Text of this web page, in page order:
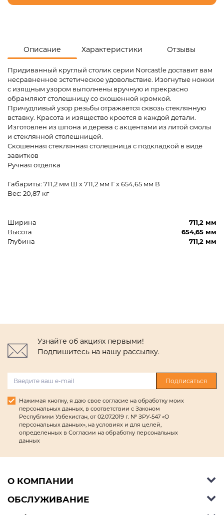
Описание Характеристики Отзывы
Придиванный круглый столик серии Norcastle доставит вам
несравненное эстетическое удовольствие. Изогнутые ножки
с изящным узором выполнены вручную и прекрасно
обрамляют столешницу со скошенной кромкой.
Причудливый узор резьбы отражается сквозь стеклянную
вставку. Красота и изящество кроется в каждой детали.
Изготовлен из шпона и дерева с акцентами из литой смолы
и стеклянной столешницей.
Скошенная стеклянная столешница с подкладкой в виде
завитков
Ручная отделка
Габариты: 711,2 мм Ш x 711,2 мм Г x 654,65 мм В
Вес: 20,87 кг
Ширина
711,2 мм
Высота
654,65 мм
Глубина
711,2 мм
Узнайте об акциях первыми!
Подпишитесь на нашу рассылку.
Подписаться
Нажимая кнопку, я даю свое согласие на обработку моих
персональных данных, в соответствии с Законом
Республики Узбекистан, от 02.07.2019 г. № ЗРУ-547 «О
персональных данных», на условиях и для целей,
определенных в Согласии на обработку персональных
данных
О КОМПАНИИ
Об Ashley Furniture HomeStore
ОБСЛУЖИВАНИЕ